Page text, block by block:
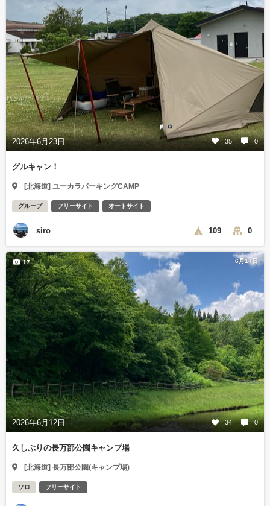
2026年6月23日 35 0
グルキャン！
[北海道] ユーカラパーキングCAMP
グループ フリーサイト オートサイト
siro 109 0
6月14日
2026年6月12日 34 0
17
久しぶりの長万部公園キャンプ場
[北海道] 長万部公園(キャンプ場)
ソロ フリーサイト